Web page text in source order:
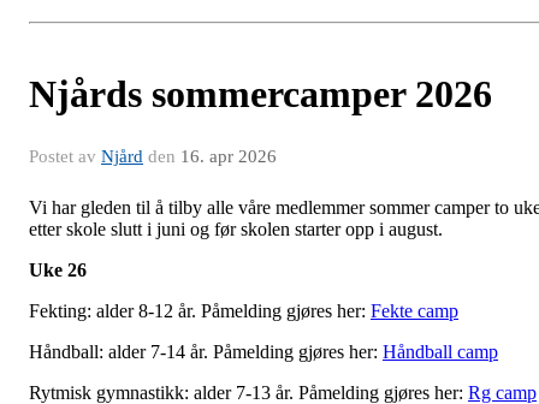
Njårds sommercamper 2026
Postet av Njård den 16. apr 2026
Vi har gleden til å tilby alle våre medlemmer sommer camper to
etter skole slutt i juni og før skolen starter opp i august.
Uke 26
Fekting: alder 8-12 år. Påmelding gjøres her: Fekte camp
Håndball: alder 7-14 år. Påmelding gjøres her: Håndball camp
Rytmisk gymnastikk: alder 7-13 år. Påmelding gjøres her: Rg camp